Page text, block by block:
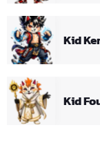
Kid
Kid